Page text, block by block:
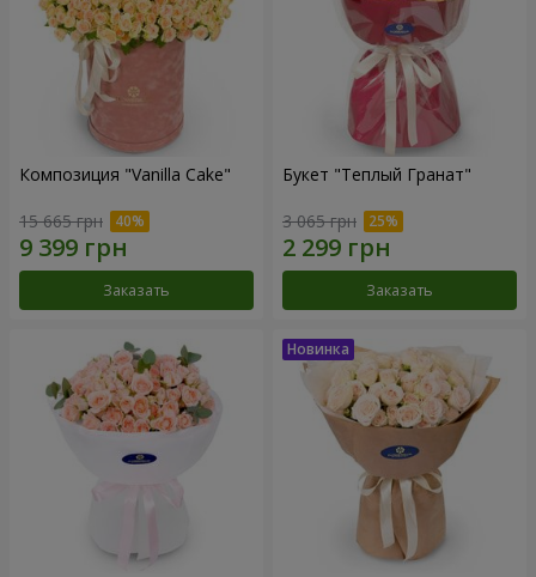
Композиция "Vanilla Cake"
15 665 грн
Заказать
Букет "Теплый Гранат"
3 065 грн
Заказать